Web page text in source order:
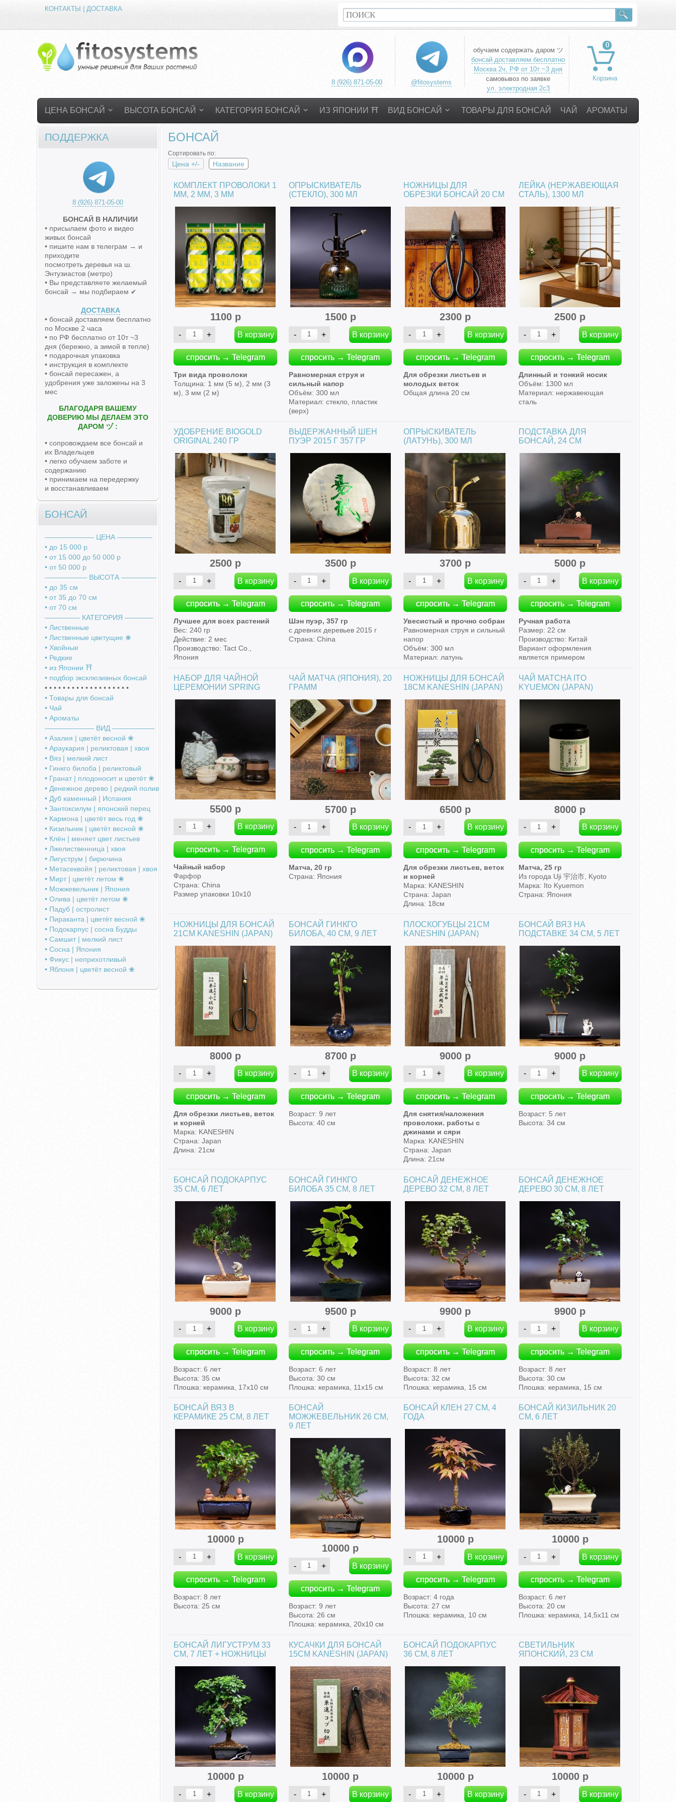
КОНТАКТЫ | ДОСТАВКА
0
обучаем содержать даром ツ
бонсай доставляем бесплатно
Москва 2ч, РФ от 10т ~3 дня
самовывоз по заявке
ул. электродная 2с3
@fitosystems
8 (926) 871-05-00
ЦЕНА БОНСАЙ ВЫСОТА БОНСАЙ КАТЕГОРИЯ БОНСАЙ ИЗ ЯПОНИИ ⛩️ ВИД БОНСАЙ ТОВАРЫ ДЛЯ БОНСАЙ ЧАЙ АРОМАТЫ
БОНСАЙ
Сортировать по:
Цена +/- Название
КОМПЛЕКТ ПРОВОЛОКИ 1
ММ, 2 ММ, 3 ММ
1100 р
спросить → Telegram
Три вида проволоки
Толщина: 1 мм (5 м), 2 мм (3
м), 3 мм (2 м)
ОПРЫСКИВАТЕЛЬ
(СТЕКЛО), 300 МЛ
1500 р
спросить → Telegram
Равномерная струя и
сильный напор
Объём: 300 мл
Материал: стекло, пластик
(верх)
НОЖНИЦЫ ДЛЯ
ОБРЕЗКИ БОНСАЙ 20 СМ
2300 р
спросить → Telegram
Для обрезки листьев и
молодых веток
Общая длина 20 см
ЛЕЙКА (НЕРЖАВЕЮЩАЯ
СТАЛЬ), 1300 МЛ
2500 р
спросить → Telegram
Длинный и тонкий носик
Объём: 1300 мл
Материал: нержавеющая
сталь
УДОБРЕНИЕ BIOGOLD
ORIGINAL 240 ГР
2500 р
спросить → Telegram
Лучшее для всех растений
Вес: 240 гр
Действие: 2 мес
Производство: Tact Co.,
Япония
ВЫДЕРЖАННЫЙ ШЕН
ПУЭР 2015 Г 357 ГР
3500 р
спросить → Telegram
Шэн пуэр, 357 гр
с древних деревьев 2015 г
Страна: China
ОПРЫСКИВАТЕЛЬ
(ЛАТУНЬ), 300 МЛ
3700 р
спросить → Telegram
Увесистый и прочно собран
Равномерная струя и сильный
напор
Объём: 300 мл
Материал: латунь
ПОДСТАВКА ДЛЯ
БОНСАЙ, 24 СМ
5000 р
спросить → Telegram
Ручная работа
Размер: 22 см
Производство: Китай
Вариант оформления
является примером
НАБОР ДЛЯ ЧАЙНОЙ
ЦЕРЕМОНИИ SPRING
5500 р
спросить → Telegram
Чайный набор
Фарфор
Страна: China
Размер упаковки 10х10
ЧАЙ МАТЧА (ЯПОНИЯ), 20
ГРАММ
5700 р
спросить → Telegram
Матча, 20 гр
Страна: Япония
НОЖНИЦЫ ДЛЯ БОНСАЙ
18СМ KANESHIN (JAPAN)
6500 р
спросить → Telegram
Для обрезки листьев, веток
и корней
Марка: KANESHIN
Страна: Japan
Длина: 18см
ЧАЙ MATCHA ITO
KYUEMON (JAPAN)
8000 р
спросить → Telegram
Матча, 25 гр
Из города Uji 宇治市, Kyoto
Марка: Ito Kyuemon
Страна: Япония
НОЖНИЦЫ ДЛЯ БОНСАЙ
21СМ KANESHIN (JAPAN)
8000 р
спросить → Telegram
Для обрезки листьев, веток
и корней
Марка: KANESHIN
Страна: Japan
Длина: 21см
БОНСАЙ ГИНКГО
БИЛОБА, 40 СМ, 9 ЛЕТ
8700 р
спросить → Telegram
Возраст: 9 лет
Высота: 40 см
ПЛОСКОГУБЦЫ 21СМ
KANESHIN (JAPAN)
9000 р
спросить → Telegram
Для снятия/наложения
проволоки. работы с
джинами и сяри
Марка: KANESHIN
Страна: Japan
Длина: 21см
БОНСАЙ ВЯЗ НА
ПОДСТАВКЕ 34 СМ, 5 ЛЕТ
9000 р
спросить → Telegram
Возраст: 5 лет
Высота: 34 см
БОНСАЙ ПОДОКАРПУС
35 СМ, 6 ЛЕТ
9000 р
спросить → Telegram
Возраст: 6 лет
Высота: 35 см
Плошка: керамика, 17х10 см
БОНСАЙ ГИНКГО
БИЛОБА 35 СМ, 8 ЛЕТ
9500 р
спросить → Telegram
Возраст: 6 лет
Высота: 30 см
Плошка: керамика, 11х15 см
БОНСАЙ ДЕНЕЖНОЕ
ДЕРЕВО 32 СМ, 8 ЛЕТ
9900 р
спросить → Telegram
Возраст: 8 лет
Высота: 32 см
Плошка: керамика, 15 см
БОНСАЙ ДЕНЕЖНОЕ
ДЕРЕВО 30 СМ, 8 ЛЕТ
9900 р
спросить → Telegram
Возраст: 8 лет
Высота: 30 см
Плошка: керамика, 15 см
БОНСАЙ ВЯЗ В
КЕРАМИКЕ 25 СМ, 8 ЛЕТ
10000 р
спросить → Telegram
Возраст: 8 лет
Высота: 25 см
БОНСАЙ
МОЖЖЕВЕЛЬНИК 26 СМ,
9 ЛЕТ
10000 р
спросить → Telegram
Возраст: 9 лет
Высота: 26 см
Плошка: керамика, 20х10 см
БОНСАЙ КЛЕН 27 СМ, 4
ГОДА
10000 р
спросить → Telegram
Возраст: 4 года
Высота: 27 см
Плошка: керамика, 10 см
БОНСАЙ КИЗИЛЬНИК 20
СМ, 6 ЛЕТ
10000 р
спросить → Telegram
Возраст: 6 лет
Высота: 20 см
Плошка: керамика, 14,5х11 см
БОНСАЙ ЛИГУСТРУМ 33
СМ, 7 ЛЕТ + НОЖНИЦЫ
10000 р
КУСАЧКИ ДЛЯ БОНСАЙ
15СМ KANESHIN (JAPAN)
10000 р
БОНСАЙ ПОДОКАРПУС
36 СМ, 8 ЛЕТ
10000 р
СВЕТИЛЬНИК
ЯПОНСКИЙ, 23 СМ
10000 р
ПОДДЕРЖКА
8 (926) 871-05-00
БОНСАЙ В НАЛИЧИИ
• присылаем фото и видео
живых бонсай
• пишите нам в телеграм → и
приходите
посмотреть деревья на ш.
Энтузиастов (метро)
• Вы представляете желаемый
бонсай → мы подбираем ✔
ДОСТАВКА
• бонсай доставляем бесплатно
по Москве 2 часа
• по РФ бесплатно от 10т ~3
дня (бережно, а зимой в тепле)
• подарочная упаковка
• инструкция в комплекте
• бонсай пересажен, а
удобрения уже заложены на 3
мес
БЛАГОДАРЯ ВАШЕМУ
ДОВЕРИЮ МЫ ДЕЛАЕМ ЭТО
ДАРОМ ヅ :
• сопровождаем все бонсай и
их Владельцев
• легко обучаем заботе и
содержанию
• принимаем на передержку
и восстанавливаем
БОНСАЙ
――――――― ЦЕНА ―――――
• до 15 000 р
• от 15 000 до 50 000 р
• от 50 000 р
―――――― ВЫСОТА ―――――
• до 35 см
• от 35 до 70 см
• от 70 см
――――― КАТЕГОРИЯ ――――
• Лиственные
• Лиственные цветущие ❀
• Хвойные
• Редкие
• из Японии ⛩️
• подбор эксклюзивных бонсай
• • • • • • • • • • • • • • • • • • •
• Товары для бонсай
• Чай
• Ароматы
――――――― ВИД ――――――
• Азалия | цветёт весной ❀
• Араукария | реликтовая | хвоя
• Вяз | мелкий лист
• Гинкго билоба | реликтовый
• Гранат | плодоносит и цветёт ❀
• Денежное дерево | редкий полив
• Дуб каменный | Испания
• Зантоксилум | японский перец
• Кармона | цветёт весь год ❀
• Кизильник | цветёт весной ❀
• Клён | меняет цвет листьев
• Лжелиственница | хвоя
• Лигуструм | бирючина
• Метасеквойя | реликтовая | хвоя
• Мирт | цветёт летом ❀
• Можжевельник | Япония
• Олива | цветёт летом ❀
• Падуб | остролист
• Пираканта | цветёт весной ❀
• Подокарпус | сосна Будды
• Самшит | мелкий лист
• Сосна | Япония
• Фикус | неприхотливый
• Яблоня | цветёт весной ❀